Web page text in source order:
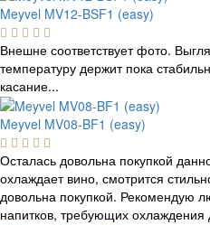
Meyvel MV12-BSF1 (easy)
Внешне соответствует фото.
температуру держит пока
касание...
Meyvel MV08-BF1 (easy)
Осталась довольна покупкой
охлаждает вино, смотрится
довольна покупкой. Рекомендую
напитков, требующих охлаждения